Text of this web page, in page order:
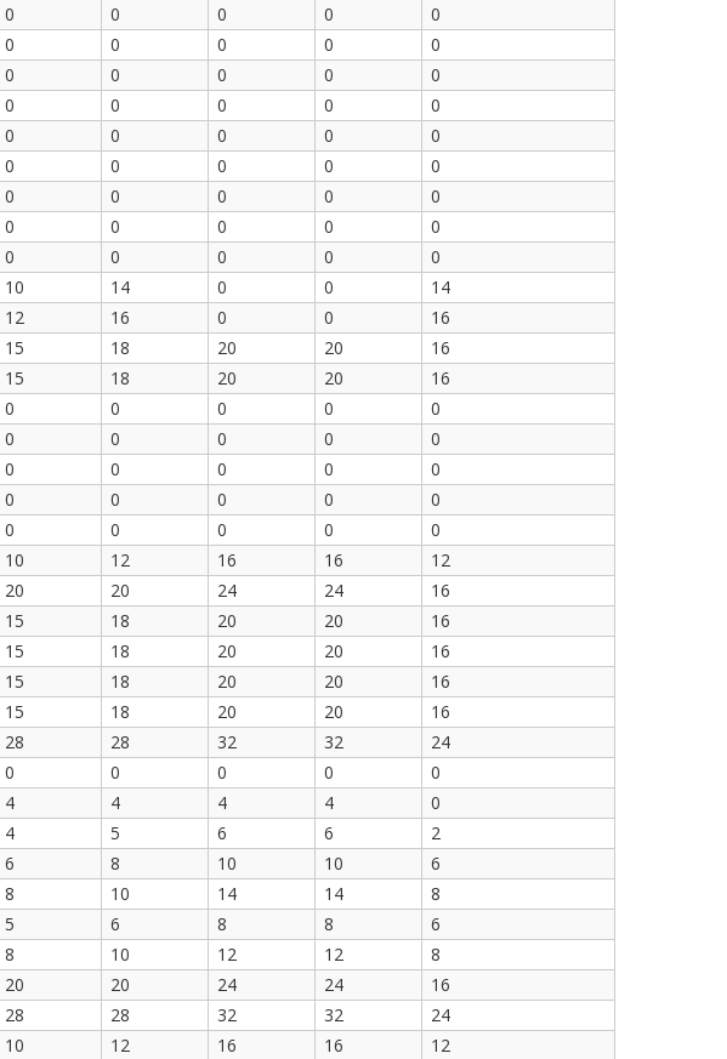
0 0 0 0
0
0 0 0 0
0
0 0 0 0
0
0 0 0 0
0
0 0 0 0
0
0 0 0 0
0
0 0 0 0
0
0 0 0 0
0
0 0 0 0
0
10 14 0 0
14
12 16 0 0
16
15 18 20 20
16
15 18 20 20
16
0 0 0 0
0
0 0 0 0
0
0 0 0 0
0
0 0 0 0
0
0 0 0 0
0
10 12 16 16
12
20 20 24 24
16
15 18 20 20
16
15 18 20 20
16
15 18 20 20
16
15 18 20 20
16
28 28 32 32
24
0 0 0 0
0
4 4 4 4
0
4 5 6 6
2
6 8 10 10
6
8 10 14 14
8
5 6 8 8
6
8 10 12 12
8
20 20 24 24
16
28 28 32 32
24
10 12 16 16 12